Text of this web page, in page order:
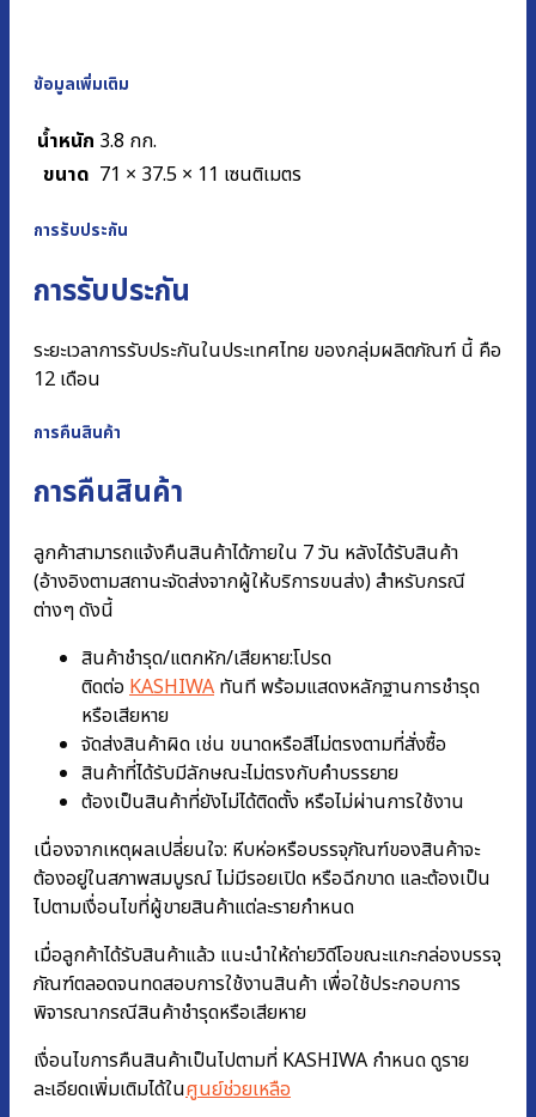
ข้อมูลเพิ่มเติม
น้ำหนัก 3.8 กก.
ขนาด 71 × 37.5 × 11 เซนติเมตร
การรับประกัน
การรับประกัน
ระยะเวลาการรับประกันในประเทศไทย ของกลุ่มผลิตภัณฑ์ นี้ คือ
12 เดือน
การคืนสินค้า
การคืนสินค้า
ลูกค้าสามารถแจ้งคืนสินค้าได้ภายใน 7 วัน หลังได้รับสินค้า
(อ้างอิงตามสถานะจัดส่งจากผู้ให้บริการขนส่ง) สำหรับกรณี
ต่างๆ ดังนี้
สินค้าชำรุด/แตกหัก/เสียหาย:โปรด
ติดต่อ KASHIWA ทันที พร้อมแสดงหลักฐานการชํารุด
หรือเสียหาย
จัดส่งสินค้าผิด เช่น ขนาดหรือสีไม่ตรงตามที่สั่งซื้อ
สินค้าที่ได้รับมีลักษณะไม่ตรงกับคำบรรยาย
ต้องเป็นสินค้าที่ยังไม่ได้ติดตั้ง หรือไม่ผ่านการใช้งาน
เนื่องจากเหตุผลเปลี่ยนใจ: หีบห่อหรือบรรจุภัณฑ์ของสินค้าจะ
ต้องอยู่ในสภาพสมบูรณ์ ไม่มีรอยเปิด หรือฉีกขาด และต้องเป็น
ไปตามเงื่อนไขที่ผู้ขายสินค้าแต่ละรายกำหนด
เมื่อลูกค้าได้รับสินค้าแล้ว แนะนำให้ถ่ายวิดีโอขณะแกะกล่องบรรจุ
ภัณฑ์ตลอดจนทดสอบการใช้งานสินค้า เพื่อใช้ประกอบการ
พิจารณากรณีสินค้าชำรุดหรือเสียหาย
เงื่อนไขการคืนสินค้าเป็นไปตามที่ KASHIWA กำหนด ดูราย
ละเอียดเพิ่มเติมได้ในศูนย์ช่วยเหลือ